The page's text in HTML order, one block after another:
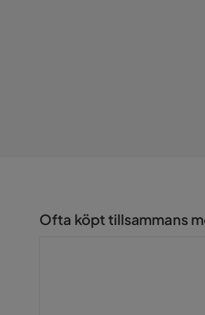
Ofta köpt tillsammans